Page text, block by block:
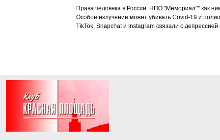
Права человека в России: НПО "Мемориал"* как
Особое излучение может убивать Covid-19 и
TikTok, Snapchat и Instagram связали с